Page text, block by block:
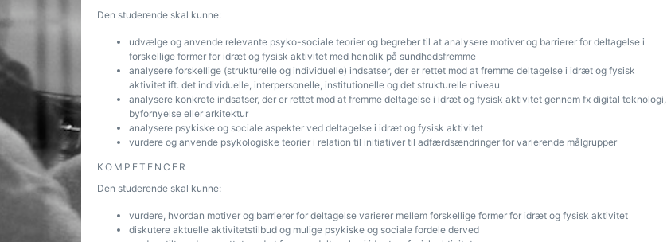
Den studerende skal kunne:
udvælge og anvende relevante psyko-sociale teorier og begreber til at analysere motiver og barrierer for deltagelse i
forskellige former for idræt og fysisk aktivitet med henblik på sundhedsfremme
analysere forskellige (strukturelle og individuelle) indsatser, der er rettet mod at fremme deltagelse i idræt og fysisk
aktivitet ift. det individuelle, interpersonelle, institutionelle og det strukturelle niveau
analysere konkrete indsatser, der er rettet mod at fremme deltagelse i idræt og fysisk aktivitet gennem fx digital teknologi,
byfornyelse eller arkitektur
analysere psykiske og sociale aspekter ved deltagelse i idræt og fysisk aktivitet
vurdere og anvende psykologiske teorier i relation til initiativer til adfærdsændringer for varierende målgrupper
KOMPETENCER
Den studerende skal kunne:
vurdere, hvordan motiver og barrierer for deltagelse varierer mellem forskellige former for idræt og fysisk aktivitet
diskutere aktuelle aktivitetstilbud og mulige psykiske og sociale fordele derved